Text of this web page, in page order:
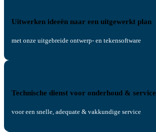
Uitwerken ideeën naar een uitgewerkt plan
met onze uitgebreide ontwerp- en tekensoftware
Technische dienst voor onderhoud & service
voor een snelle, adequate & vakkundige service